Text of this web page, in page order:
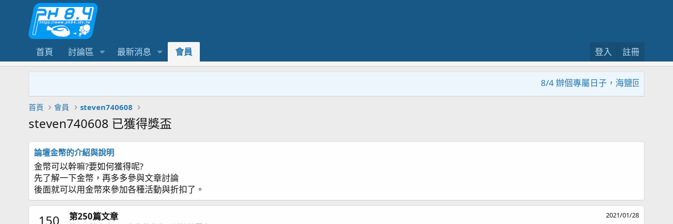
首頁 討論區 最新消息 會員 登入 註冊
8/4 辦個專屬日子，海鹽回饋活動
首頁 會員 steven740608
steven740608 已獲得獎盃
論壇金幣的介紹與說明
金幣可以幹嘛?要如何獲得呢?
先了解一下金幣，再多多參與文章討論
後面就可以用金幣來參加各種活動與折扣了。
150 2021/01/28
第250篇文章